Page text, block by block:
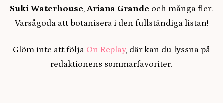
Suki Waterhouse, Ariana Grande och många fler.
Varsågoda att botanisera i den fullständiga listan!
Glöm inte att följa On Replay, där kan du lyssna på
redaktionens sommarfavoriter.